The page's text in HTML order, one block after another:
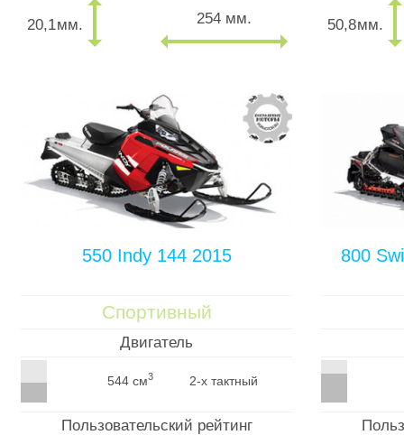
20,1мм. 254 мм. 50,8мм.
550 Indy 144 2015
Спортивный
Двигатель
544 см3 2-х тактный
Пользовательский рейтинг
800